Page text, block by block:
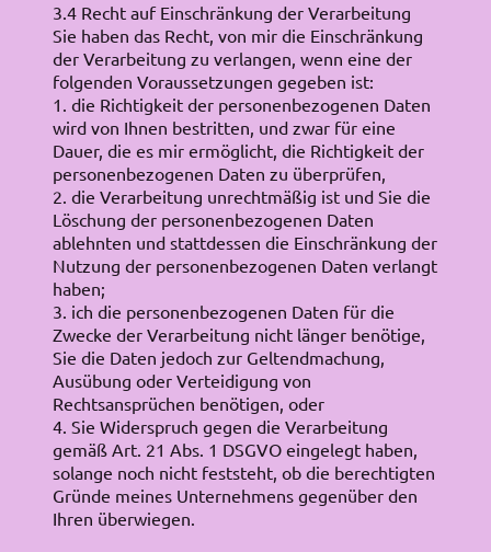
3.4 Recht auf Einschränkung der Verarbeitung
Sie haben das Recht, von mir die Einschränkung
der Verarbeitung zu verlangen, wenn eine der
folgenden Voraussetzungen gegeben ist:
1. die Richtigkeit der personenbezogenen Daten
wird von Ihnen bestritten, und zwar für eine
Dauer, die es mir ermöglicht, die Richtigkeit der
personenbezogenen Daten zu überprüfen,
2. die Verarbeitung unrechtmäßig ist und Sie die
Löschung der personenbezogenen Daten
ablehnten und stattdessen die Einschränkung der
Nutzung der personenbezogenen Daten verlangt
haben;
3. ich die personenbezogenen Daten für die
Zwecke der Verarbeitung nicht länger benötige,
Sie die Daten jedoch zur Geltendmachung,
Ausübung oder Verteidigung von
Rechtsansprüchen benötigen, oder
4. Sie Widerspruch gegen die Verarbeitung
gemäß Art. 21 Abs. 1 DSGVO eingelegt haben,
solange noch nicht feststeht, ob die berechtigten
Gründe meines Unternehmens gegenüber den
Ihren überwiegen.